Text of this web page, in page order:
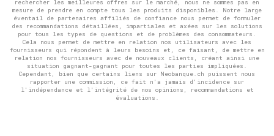
rechercher les meilleures offres sur le marché, nous ne sommes pas en
mesure de prendre en compte tous les produits disponibles. Notre large
éventail de partenaires affiliés de confiance nous permet de formuler
des recommandations détaillées, impartiales et axées sur les solutions
pour tous les types de questions et de problèmes des consommateurs.
Cela nous permet de mettre en relation nos utilisateurs avec les
fournisseurs qui répondent à leurs besoins et, ce faisant, de mettre en
relation nos fournisseurs avec de nouveaux clients, créant ainsi une
situation gagnant-gagnant pour toutes les parties impliquées.
Cependant, bien que certains liens sur Neobanque.ch puissent nous
rapporter une commission, ce fait n'a jamais d'incidence sur
l'indépendance et l'intégrité de nos opinions, recommandations et
évaluations.